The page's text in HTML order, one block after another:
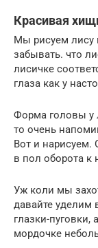
Красивая
Мы рисуем лису
забывать. что
лисичке
глаза как у
Форма головы у
то очень
Вот и нарисуем.
в пол оборота
Уж коли мы
давайте уделим
глазки-
мордочке